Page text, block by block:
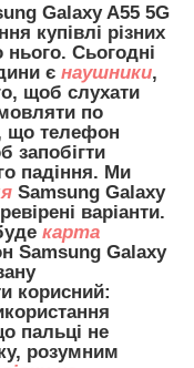
Galaxy A55 5G
купівлі різних
нього. Сьогодні
є наушники,
щоб слухати
по
що телефон
запобігти
падіння. Ми
Samsung Galaxy
варіанти.
карта
Samsung Galaxy
корисний:
пальці не
розумним